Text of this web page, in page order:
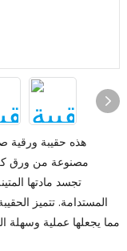
هذه حقيبة ورقية
مصنوعة من ورق
المستدامة. تتميز
مما يجعلها عملية وسهلة